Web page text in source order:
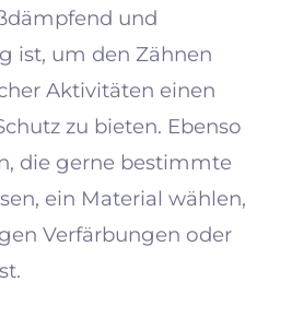
und
ist, um den Zähnen
Aktivitäten einen
zu bieten. Ebenso
die gerne bestimmte
ein Material wählen,
Verfärbungen oder